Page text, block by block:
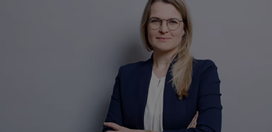
Ihre Daten, die Sie im Rahmen der Kontaktanfrage angeben, behandeln wir
vertraulich. Nähere Informationen zur Datenverarbeitung finden Sie in unserer